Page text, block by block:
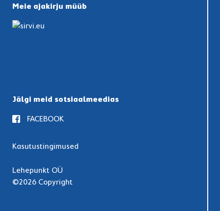
Meie ajakirju müüb
Jälgi meid sotsiaalmeedias
FACEBOOK
Kasutustingimused
Lehepunkt OÜ
©2026 Copyright